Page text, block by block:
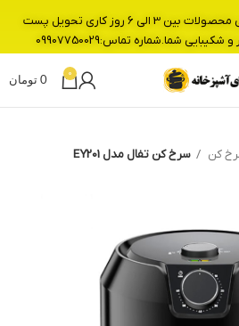
0
0 تومان
کن سرخ کن تفال مدل EY201
لطفا توجه داشته باشید تمامی محصولات بین 3 الی 6 روز کاری تحویل پست
شما.شماره تماس:09907750029